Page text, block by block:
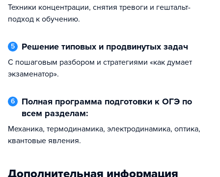
техники концентрации, снятия тревоги и гештальт-
подход к обучению.
5 Решение типовых и продвинутых задач
с пошаговым разбором и стратегиями «как думает
экзаменатор».
6
Полная программа подготовки к ОГЭ по
всем разделам:
механика, термодинамика, электродинамика, оптика,
квантовые явления.
Дополнительная информация